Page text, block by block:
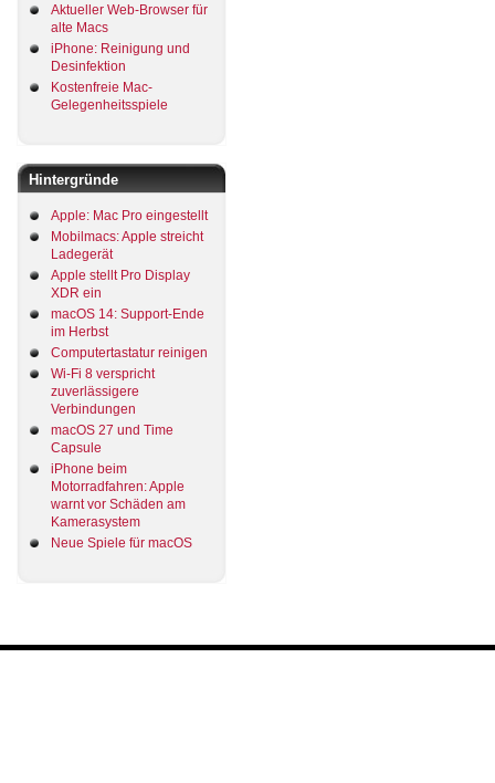
Aktueller Web-Browser für
alte Macs
iPhone: Reinigung und
Desinfektion
Kostenfreie Mac-
Gelegenheitsspiele
Hintergründe
Apple: Mac Pro eingestellt
Mobilmacs: Apple streicht
Ladegerät
Apple stellt Pro Display
XDR ein
macOS 14: Support-Ende
im Herbst
Computertastatur reinigen
Wi-Fi 8 verspricht
zuverlässigere
Verbindungen
macOS 27 und Time
Capsule
iPhone beim
Motorradfahren: Apple
warnt vor Schäden am
Kamerasystem
Neue Spiele für macOS